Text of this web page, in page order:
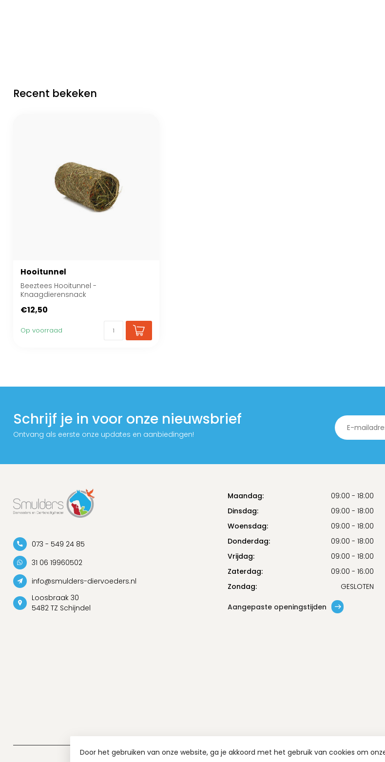
Recent bekeken
Hooitunnel
Beeztees Hooitunnel -
Knaagdierensnack
€12,50
Op voorraad
Schrijf je in voor onze nieuwsbrief
Ontvang als eerste onze updates en aanbiedingen!
073 - 549 24 85
31 06 19960502
info@smulders-diervoeders.nl
Loosbraak 30
5482 TZ Schijndel
Maandag:
09:00 - 18:00
Dinsdag:
09:00 - 18:00
Woensdag:
09:00 - 18:00
Donderdag:
09:00 - 18:00
Vrijdag:
09:00 - 18:00
Zaterdag:
09:00 - 16:00
Zondag:
GESLOTEN
Aangepaste openingstijden
Door het gebruiken van onze website, ga je akkoord met het gebruik van cookies om